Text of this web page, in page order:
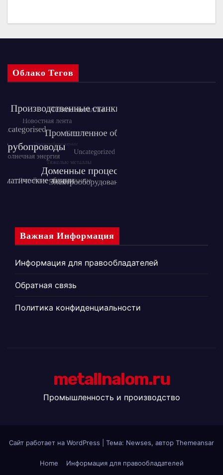
Облако Тегов
Важная Информация
Информация для правообладателей
Обратная связь
Политика конфиденциальности
metallnalom.ru
Промышленность и производство
Сайт работает на WordPress Тема: Newses, автор Themeansar
Home Информация для правообладателей